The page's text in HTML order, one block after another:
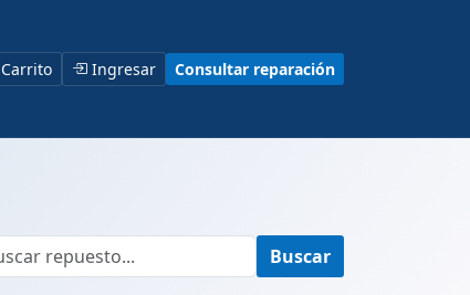
Carrito Ingresar Consultar reparación
Buscar